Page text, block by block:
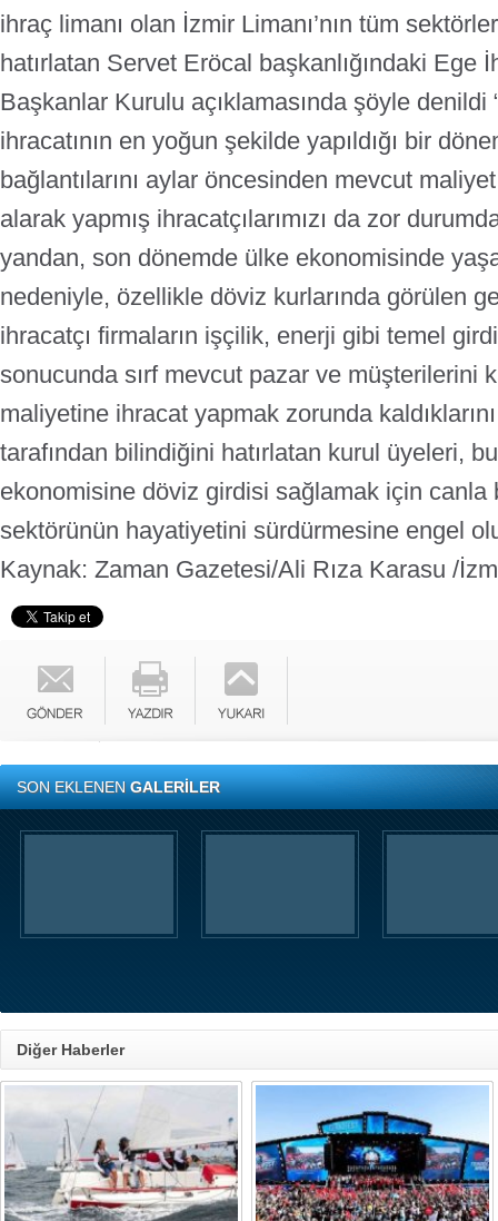
ihraç limanı olan İzmir Limanı’nın tüm
hatırlatan Servet Eröcal başkanlığındaki Ege
Başkanlar Kurulu açıklamasında şöyle denildi
ihracatının en yoğun şekilde yapıldığı bir
bağlantılarını aylar öncesinden mevcut
alarak yapmış ihracatçılarımızı da zor
yandan, son dönemde ülke ekonomisinde
nedeniyle, özellikle döviz kurlarında görülen
ihracatçı firmaların işçilik, enerji gibi temel
sonucunda sırf mevcut pazar ve müşterilerini
maliyetine ihracat yapmak zorunda
tarafından bilindiğini hatırlatan kurul üyeleri,
ekonomisine döviz girdisi sağlamak için canla
sektörünün hayatiyetini sürdürmesine engel
Kaynak: Zaman Gazetesi/Ali Rıza Karasu /
SON EKLENENGALERİLER
Diğer Haberler